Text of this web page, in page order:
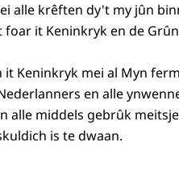
alle krêften dy't my jûn
it Keninkryk en de
Keninkryk mei al Myn
en alle
middels gebrûk
is te dwaan.